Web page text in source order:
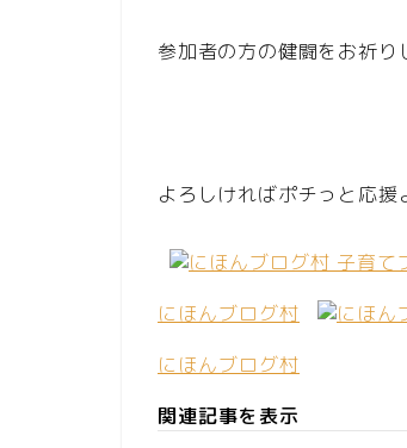
参加者の方の健闘をお祈り
よろしければポチっと応
にほんブログ村
にほんブログ村
関連記事を表示